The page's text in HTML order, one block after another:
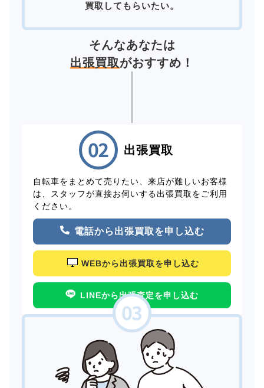
買取してもらいたい。
そんなあなたは
出張買取がおすすめ！
出張買取
自転車をまとめて売りたい、来店が難しいお客様
は、スタッフが直接お伺いする出張買取をご利用
ください。
電話から出張買取を申し込む
WEBから出張買取を申し込む
LINEから出張査定を申し込む